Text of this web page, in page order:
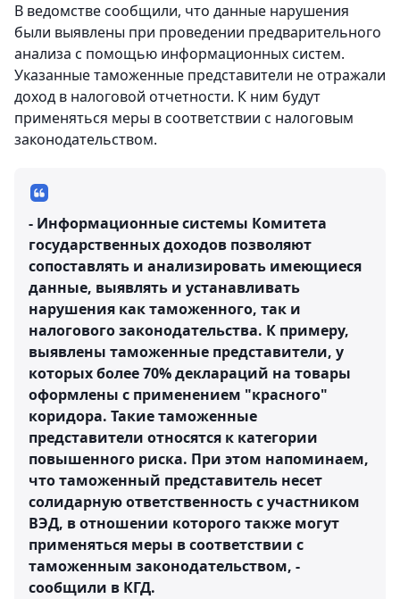
В ведомстве сообщили, что данные нарушения
были выявлены при проведении предварительного
анализа с помощью информационных систем.
Указанные таможенные представители не отражали
доход в налоговой отчетности. К ним будут
применяться меры в соответствии с налоговым
законодательством.
- Информационные системы Комитета
государственных доходов позволяют
сопоставлять и анализировать имеющиеся
данные, выявлять и устанавливать
нарушения как таможенного, так и
налогового законодательства. К примеру,
выявлены таможенные представители, у
которых более 70% деклараций на товары
оформлены с применением "красного"
коридора. Такие таможенные
представители относятся к категории
повышенного риска. При этом напоминаем,
что таможенный представитель несет
солидарную ответственность с участником
ВЭД, в отношении которого также могут
применяться меры в соответствии с
таможенным законодательством, -
сообщили в КГД.